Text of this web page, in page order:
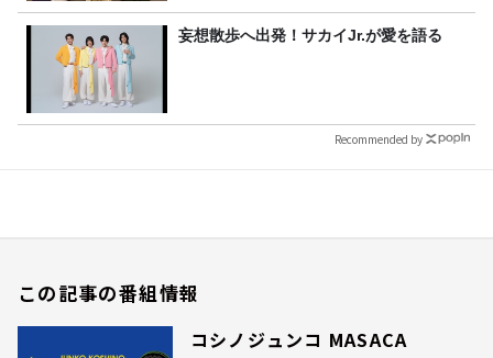
妄想散歩へ出発！サカイJr.が愛を語る
Recommended by
この記事の番組情報
コシノジュンコ MASACA